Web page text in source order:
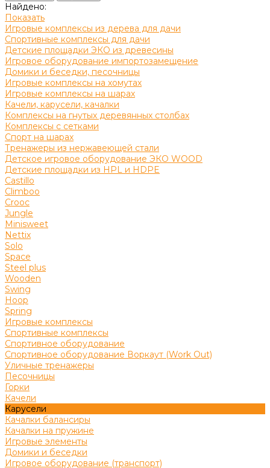
Найдено:
Показать
Игровые комплексы из дерева для дачи
Спортивные комплексы для дачи
Детские площадки ЭКО из древесины
Игровое оборудование импортозамещение
Домики и беседки, песочницы
Игровые комплексы на хомутах
Игровые комплексы на шарах
Качели, карусели, качалки
Комплексы на гнутых деревянных столбах
Комплексы с сетками
Спорт на шарах
Тренажеры из нержавеющей стали
Детское игровое оборудование ЭКО WOOD
Детские площадки из HPL и HDPE
Castillo
Climboo
Crooc
Jungle
Minisweet
Nettix
Solo
Space
Steel plus
Wooden
Swing
Hoop
Spring
Игровые комплексы
Спортивные комплексы
Спортивное оборудование
Спортивное оборудование Воркаут (Work Out)
Уличные тренажеры
Песочницы
Горки
Качели
Карусели
Качалки балансиры
Качалки на пружине
Игровые элементы
Домики и беседки
Игровое оборудование (транспорт)